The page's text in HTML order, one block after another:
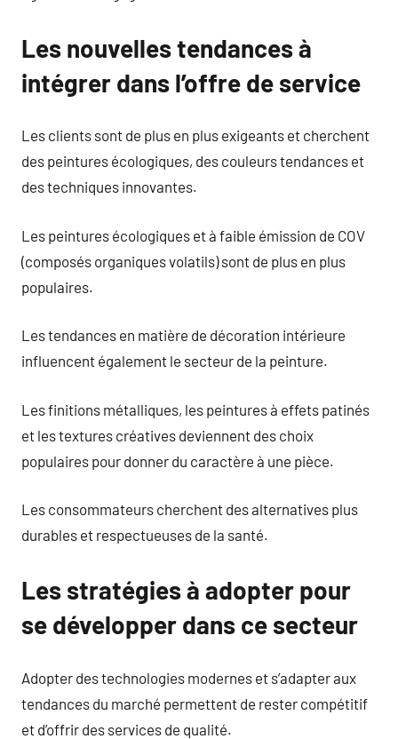
Les nouvelles tendances à
intégrer dans l’offre de service
Les clients sont de plus en plus exigeants et cherchent
des peintures écologiques, des couleurs tendances et
des techniques innovantes.
Les peintures écologiques et à faible émission de COV
(composés organiques volatils) sont de plus en plus
populaires.
Les tendances en matière de décoration intérieure
influencent également le secteur de la peinture.
Les finitions métalliques, les peintures à effets patinés
et les textures créatives deviennent des choix
populaires pour donner du caractère à une pièce.
Les consommateurs cherchent des alternatives plus
durables et respectueuses de la santé.
Les stratégies à adopter pour
se développer dans ce secteur
Adopter des technologies modernes et s’adapter aux
tendances du marché permettent de rester compétitif
et d’offrir des services de qualité.